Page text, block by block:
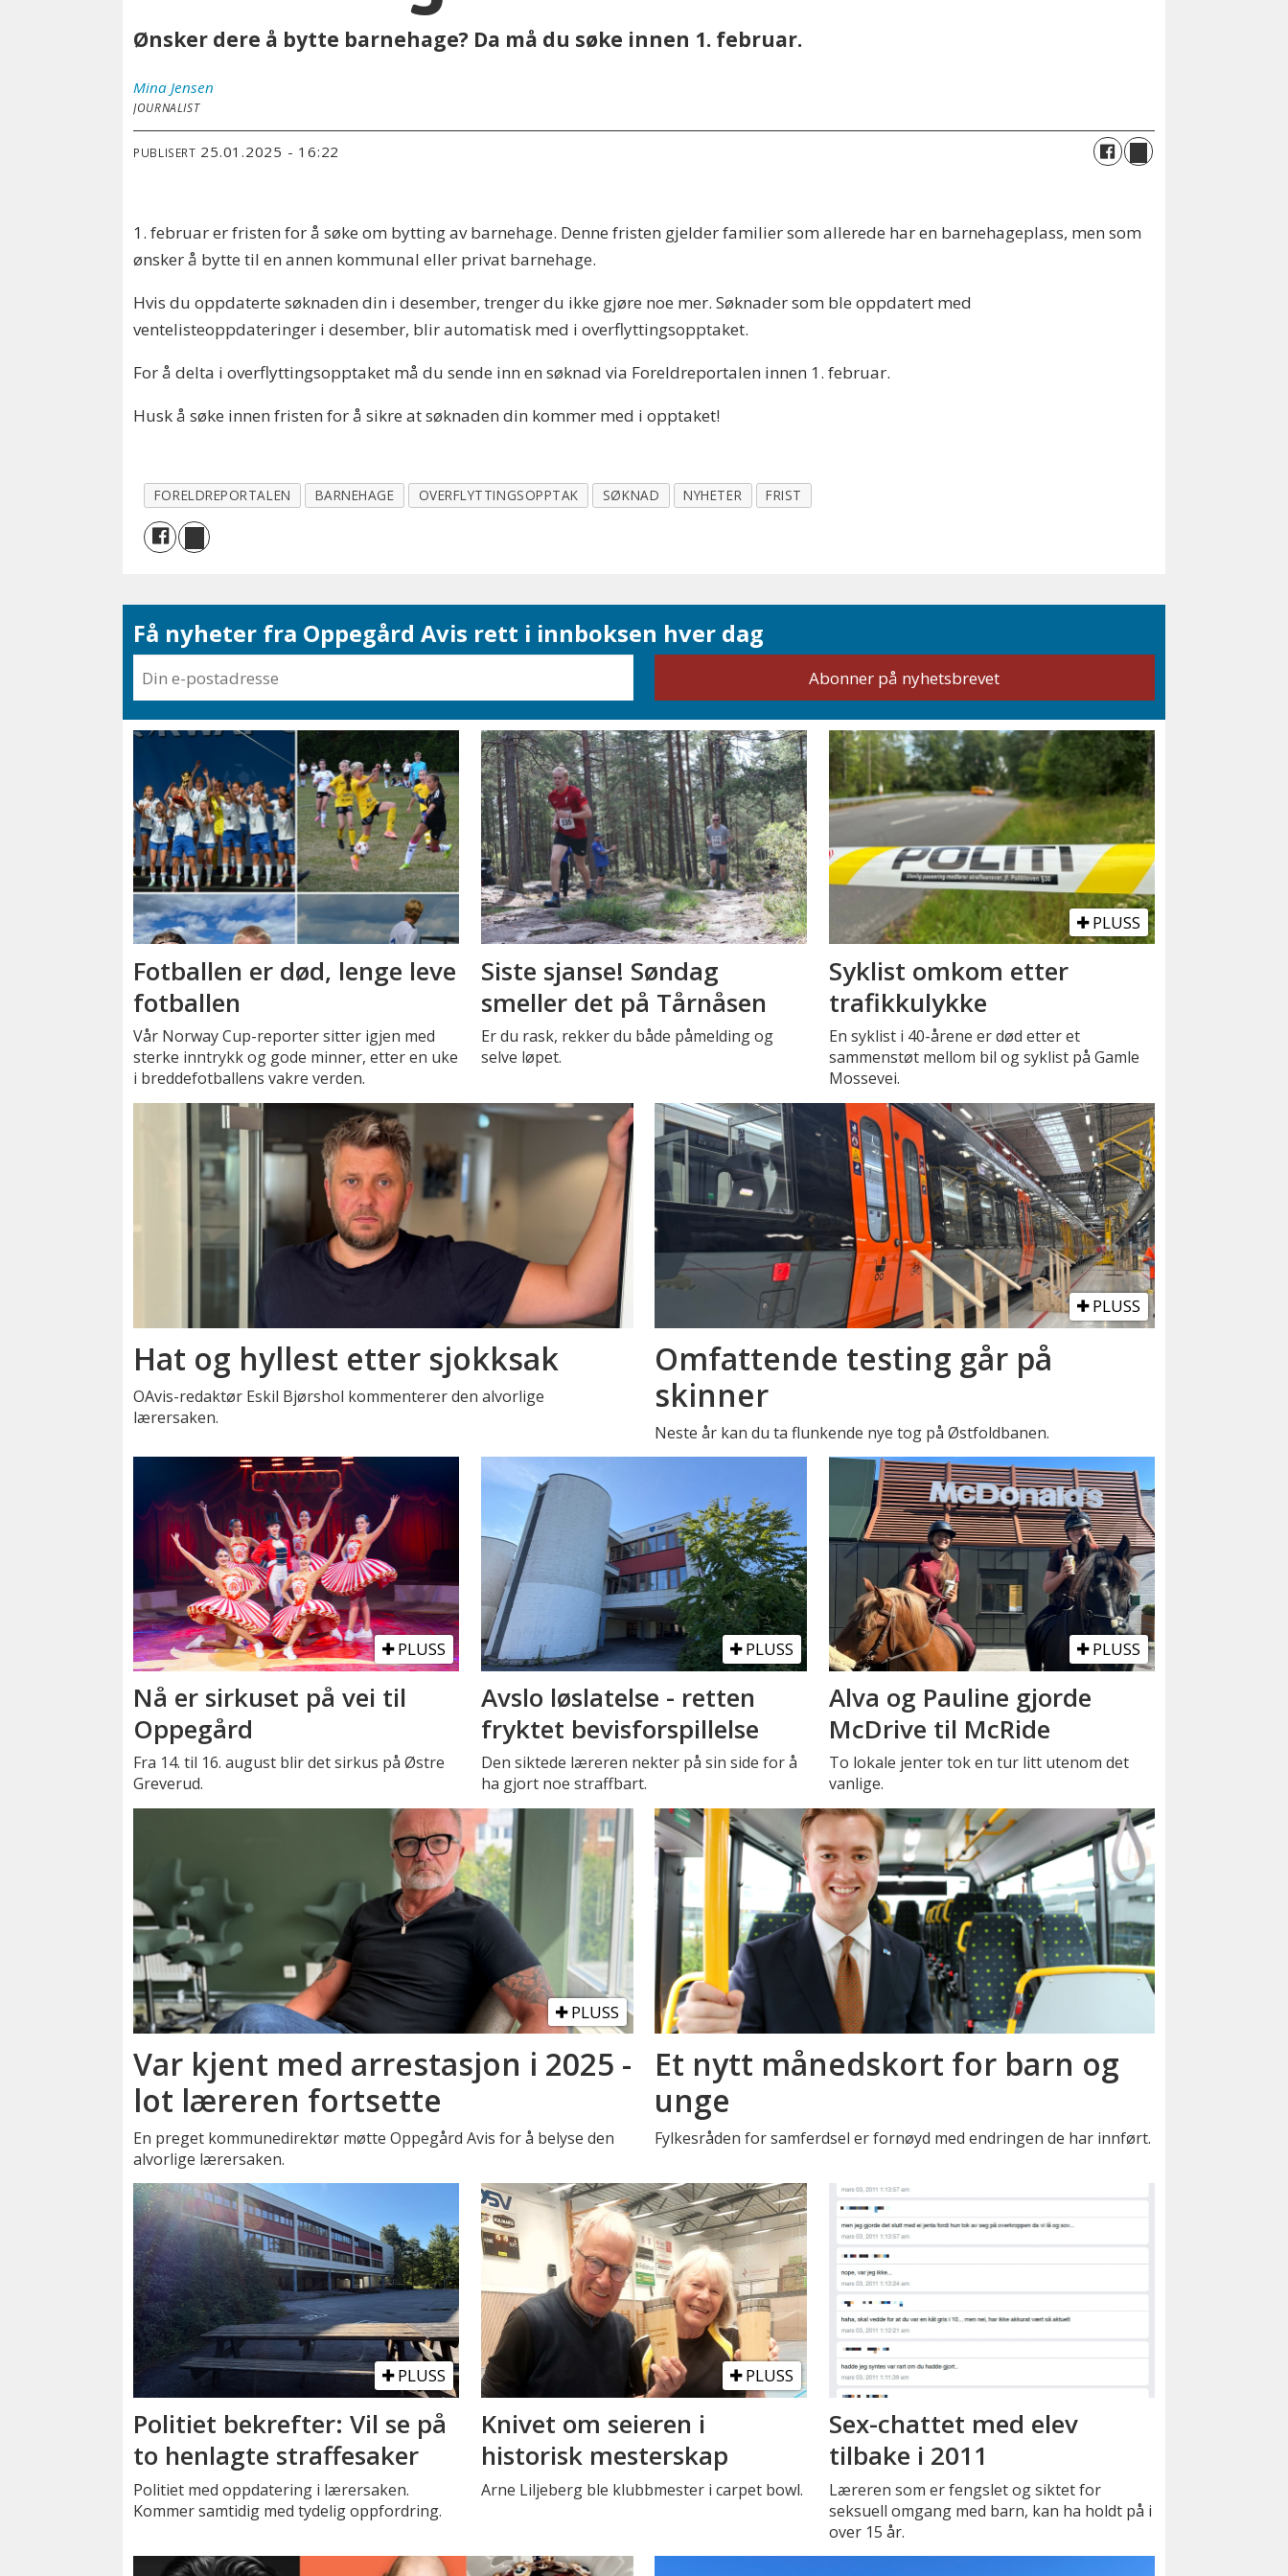
Ønsker dere å bytte barnehage? Da må du søke innen 1. februar.
Mina Jensen
JOURNALIST
PUBLISERT 25.01.2025 - 16:22
1. februar er fristen for å søke om bytting av barnehage. Denne fristen gjelder familier som allerede har en barnehageplass, men som
ønsker å bytte til en annen kommunal eller privat barnehage.
Hvis du oppdaterte søknaden din i desember, trenger du ikke gjøre noe mer. Søknader som ble oppdatert med
ventelisteoppdateringer i desember, blir automatisk med i overflyttingsopptaket.
For å delta i overflyttingsopptaket må du sende inn en søknad via Foreldreportalen innen 1. februar.
Husk å søke innen fristen for å sikre at søknaden din kommer med i opptaket!
FORELDREPORTALEN BARNEHAGE OVERFLYTTINGSOPPTAK SØKNAD NYHETER FRIST
Få nyheter fra Oppegård Avis rett i innboksen hver dag
Fotballen er død, lenge leve
fotballen
Vår Norway Cup-reporter sitter igjen med
sterke inntrykk og gode minner, etter en uke
i breddefotballens vakre verden.
Siste sjanse! Søndag
smeller det på Tårnåsen
Er du rask, rekker du både påmelding og
selve løpet.
PLUSS
Syklist omkom etter
trafikkulykke
En syklist i 40-årene er død etter et
sammenstøt mellom bil og syklist på Gamle
Mossevei.
Hat og hyllest etter sjokksak
OAvis-redaktør Eskil Bjørshol kommenterer den alvorlige
lærersaken.
PLUSS
Omfattende testing går på
skinner
Neste år kan du ta flunkende nye tog på Østfoldbanen.
PLUSS
Nå er sirkuset på vei til
Oppegård
Fra 14. til 16. august blir det sirkus på Østre
Greverud.
PLUSS
Avslo løslatelse - retten
fryktet bevisforspillelse
Den siktede læreren nekter på sin side for å
ha gjort noe straffbart.
PLUSS
Alva og Pauline gjorde
McDrive til McRide
To lokale jenter tok en tur litt utenom det
vanlige.
PLUSS
Var kjent med arrestasjon i 2025 -
lot læreren fortsette
En preget kommunedirektør møtte Oppegård Avis for å belyse den
alvorlige lærersaken.
Et nytt månedskort for barn og
unge
Fylkesråden for samferdsel er fornøyd med endringen de har innført.
PLUSS
Politiet bekrefter: Vil se på
to henlagte straffesaker
Politiet med oppdatering i lærersaken.
Kommer samtidig med tydelig oppfordring.
PLUSS
Knivet om seieren i
historisk mesterskap
Arne Liljeberg ble klubbmester i carpet bowl.
Sex-chattet med elev
tilbake i 2011
Læreren som er fengslet og siktet for
seksuell omgang med barn, kan ha holdt på i
over 15 år.